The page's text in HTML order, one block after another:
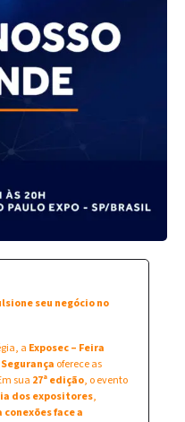
seu negócio no
a Exposec – Feira
oferece as
sua 27ª edição, o evento
dos expositores,
face a